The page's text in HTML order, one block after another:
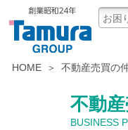
HOME 不動産売買の
不動
BUSINESS